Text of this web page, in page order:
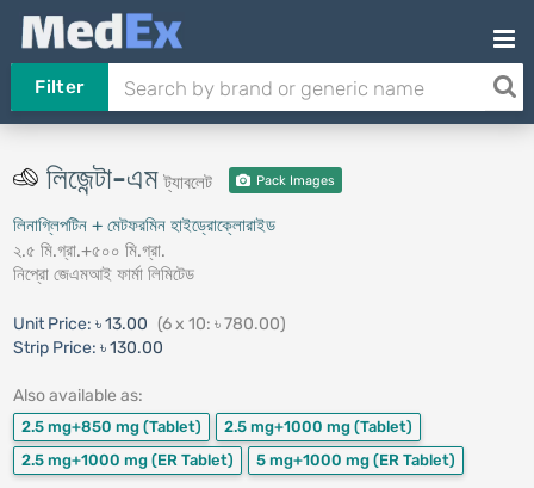
Filter
লিজেন্টা-এমট্যাবলেট Pack Images
লিনাগ্লিপটিন + মেটফরমিন হাইড্রোক্লোরাইড
২.৫ মি.গ্রা.+৫০০ মি.গ্রা.
নিপ্রো জেএমআই ফার্মা লিমিটেড
Unit Price: ৳ 13.00 (6 x 10: ৳ 780.00)
Strip Price: ৳ 130.00
Also available as:
2.5 mg+850 mg (Tablet) 2.5 mg+1000 mg (Tablet)
2.5 mg+1000 mg (ER Tablet) 5 mg+1000 mg (ER Tablet)